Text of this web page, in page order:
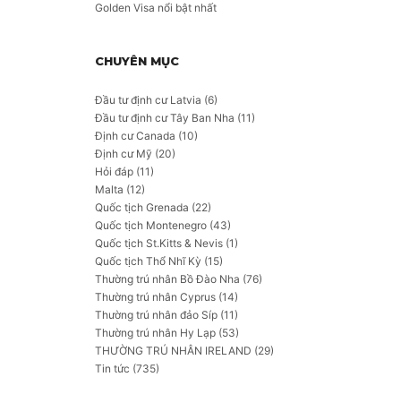
Golden Visa nổi bật nhất
CHUYÊN MỤC
Đầu tư định cư Latvia (6)
Đầu tư định cư Tây Ban Nha (11)
Định cư Canada (10)
Định cư Mỹ (20)
Hỏi đáp (11)
Malta (12)
Quốc tịch Grenada (22)
Quốc tịch Montenegro (43)
Quốc tịch St.Kitts & Nevis (1)
Quốc tịch Thổ Nhĩ Kỳ (15)
Thường trú nhân Bồ Đào Nha (76)
Thường trú nhân Cyprus (14)
Thường trú nhân đảo Síp (11)
Thường trú nhân Hy Lạp (53)
THƯỜNG TRÚ NHÂN IRELAND (29)
Tin tức (735)